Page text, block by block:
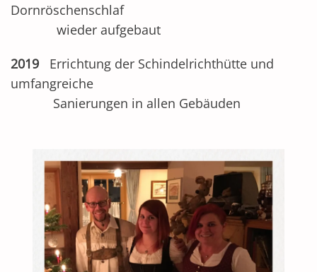
Dornröschenschlaf
wieder aufgebaut
2019 Errichtung der Schindelrichthütte und
umfangreiche
Sanierungen in allen Gebäuden